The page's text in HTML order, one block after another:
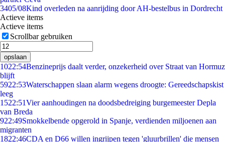
3405/08Kind overleden na aanrijding door AH-bestelbus in Dordrecht
Actieve items
Actieve items
Scrollbar gebruiken
opslaan
1022:54Benzineprijs daalt verder, onzekerheid over Straat van Hormuz
blijft
5922:53Waterschappen slaan alarm wegens droogte: Gereedschapskist
leeg
1522:51Vier aanhoudingen na doodsbedreiging burgemeester Depla
van Breda
922:49Smokkelbende opgerold in Spanje, verdienden miljoenen aan
migranten
1822:46CDA en D66 willen ingrijpen tegen 'gluurbrillen' die mensen